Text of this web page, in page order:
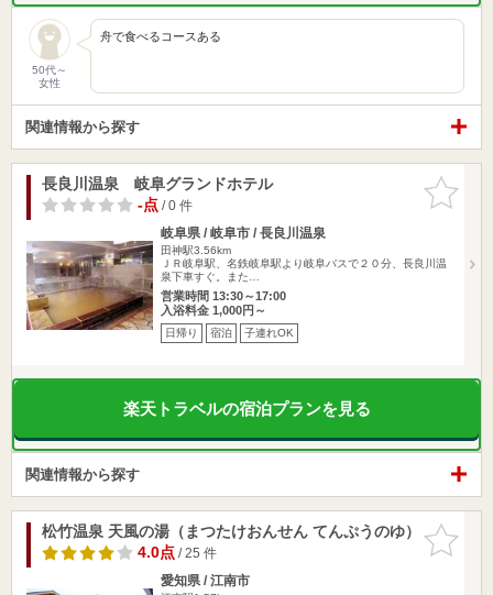
50代～
女性
舟で食べるコースある
関連情報から探す
お気に入
りに追加
長良川温泉 岐阜グランドホテル
-点/ 0 件
岐阜県 / 岐阜市 / 長良川温泉
田神駅3.56km
ＪＲ岐阜駅、名鉄岐阜駅より岐阜バスで２０分、長良川温
泉下車すぐ。また…
営業時間 13:30～17:00
入浴料金 1,000円～
日帰り 宿泊 子連れOK
楽天トラベルの宿泊プランを見る
関連情報から探す
お気に入
りに追加
松竹温泉 天風の湯（まつたけおんせん てんぷうのゆ）
4.0点/ 25 件
愛知県 / 江南市